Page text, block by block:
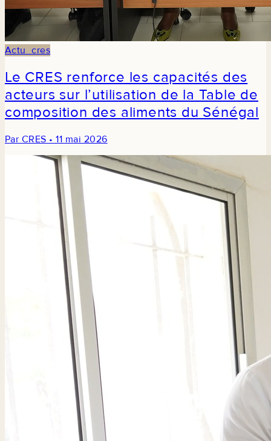
Actu_cres
Le CRES renforce les capacités des
acteurs sur l’utilisation de la Table de
composition des aliments du Sénégal
Par CRES • 11 mai 2026